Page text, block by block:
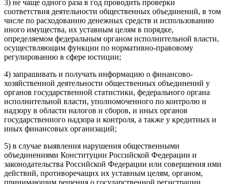
3) не чаще одного раза в год проводить проверки
соответствия деятельности общественных объединений, в том
числе по расходованию денежных средств и использованию
иного имущества, их уставным целям в порядке,
определяемом федеральным органом исполнительной власти,
осуществляющим функции по нормативно-правовому
регулированию в сфере юстиции;
4) запрашивать и получать информацию о финансово-
хозяйственной деятельности общественных объединений у
органов государственной статистики, федерального органа
исполнительной власти, уполномоченного по контролю и
надзору в области налогов и сборов, и иных органов
государственного надзора и контроля, а также у кредитных и
иных финансовых организаций;
5) в случае выявления нарушения общественными
объединениями Конституции Российской Федерации и
законодательства Российской Федерации или совершения ими
действий, противоречащих их уставным целям, органом,
принимающим решения о государственной регистрации